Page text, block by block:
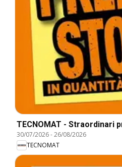
TECNOMAT - Straordinari
30/07/2026-26/08/2026
TECNOMAT